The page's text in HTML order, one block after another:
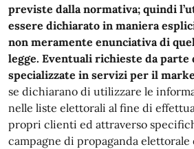
previste dalla normativa; quindi
essere dichiarato in maniera
non meramente enunciativa di
legge. Eventuali richieste da parte
specializzate in servizi per il
se dichiarano di utilizzare le
nelle liste elettorali al fine di
propri clienti ed attraverso
campagne di propaganda